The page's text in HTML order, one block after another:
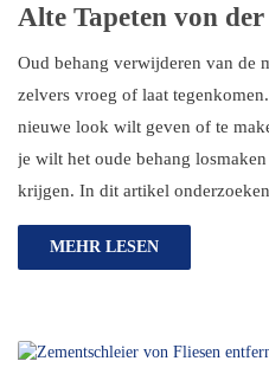
Alte Tapeten von
Oud behang verwijderen van de
zelvers vroeg of laat
nieuwe look wilt geven of te
je wilt het oude behang
krijgen. In dit artikel
MEHR LESEN